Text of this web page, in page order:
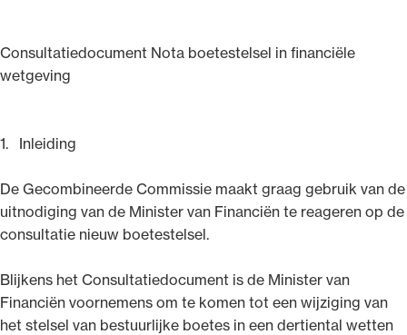
Consultatiedocument Nota boetestelsel in financiële
wetgeving
1. Inleiding
De Gecombineerde Commissie maakt graag gebruik van de
uitnodiging van de Minister van Financiën te reageren op de
consultatie nieuw boetestelsel.
Blijkens het Consultatiedocument is de Minister van
Financiën voornemens om te komen tot een wijziging van
het stelsel van bestuurlijke boetes in een dertiental wetten